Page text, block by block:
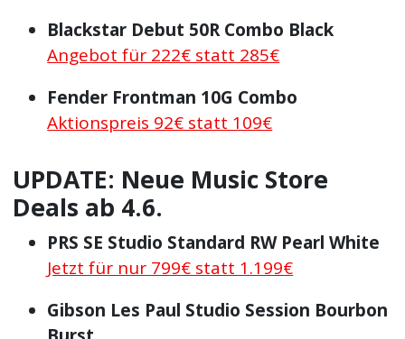
Blackstar Debut 50R Combo Black
Angebot für 222€ statt 285€
Fender Frontman 10G Combo
Aktionspreis 92€ statt 109€
UPDATE: Neue Music Store
Deals ab 4.6.
PRS SE Studio Standard RW Pearl White
Jetzt für nur 799€ statt 1.199€
Gibson Les Paul Studio Session Bourbon